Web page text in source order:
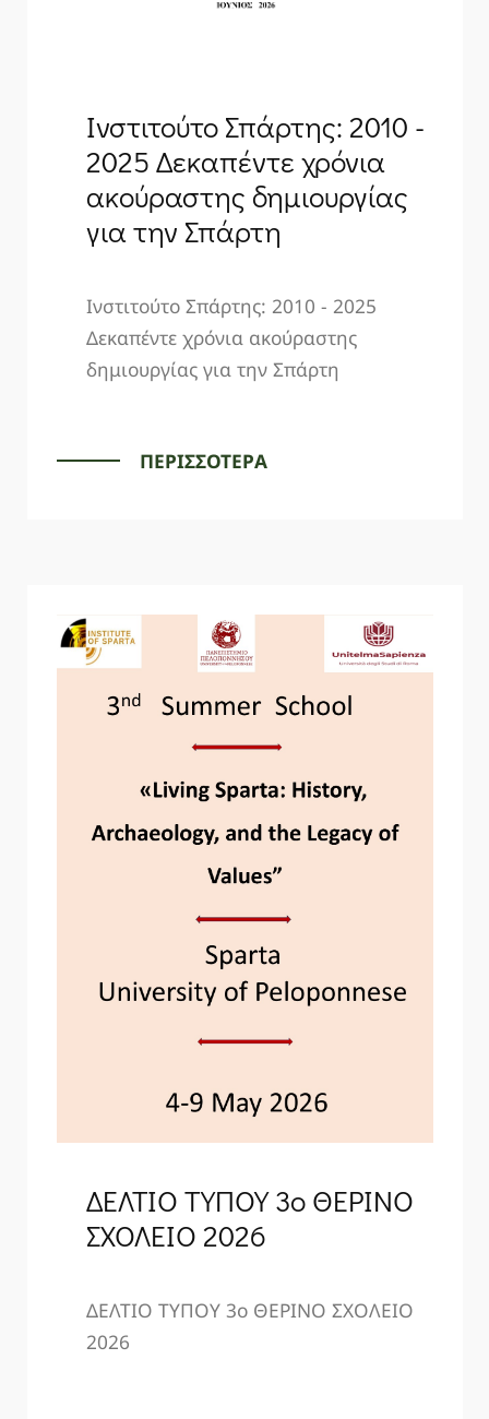
Ινστιτούτο Σπάρτης: 2010 -
2025 Δεκαπέντε χρόνια
ακούραστης δημιουργίας
για την Σπάρτη
Ινστιτούτο Σπάρτης: 2010 - 2025
Δεκαπέντε χρόνια ακούραστης
δημιουργίας για την Σπάρτη
ΠΕΡΙΣΣΟΤΕΡΑ
ΔΕΛΤΙΟ ΤΥΠΟΥ 3ο ΘΕΡΙΝΟ
ΣΧΟΛΕΙΟ 2026
ΔΕΛΤΙΟ ΤΥΠΟΥ 3ο ΘΕΡΙΝΟ ΣΧΟΛΕΙΟ
2026